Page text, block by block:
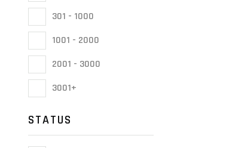
301 - 1000
1001 - 2000
2001 - 3000
3001+
STATUS